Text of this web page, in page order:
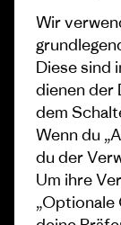
Business
Klimaziele
1% For The
Wie wir
Stores in deiner
Wir
Diese sind
dienen der
dem
Wenn du
du der
Um ihre
„Optionale